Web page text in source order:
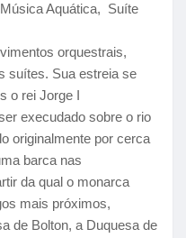
Aquática, Suíte
orquestrais,
suítes. Sua estreia se
o rei Jorge I
execudado sobre o rio
originalmente por cerca
barca nas
da qual o monarca
mais próximos,
de Bolton, a Duquesa de